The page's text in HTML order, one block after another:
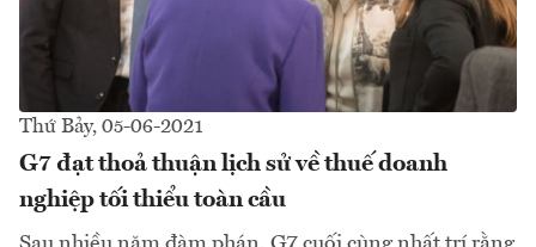
Thứ Bảy, 05-06-2021
G7 đạt thoả thuận lịch sử về thuế doanh
nghiệp tối thiểu toàn cầu